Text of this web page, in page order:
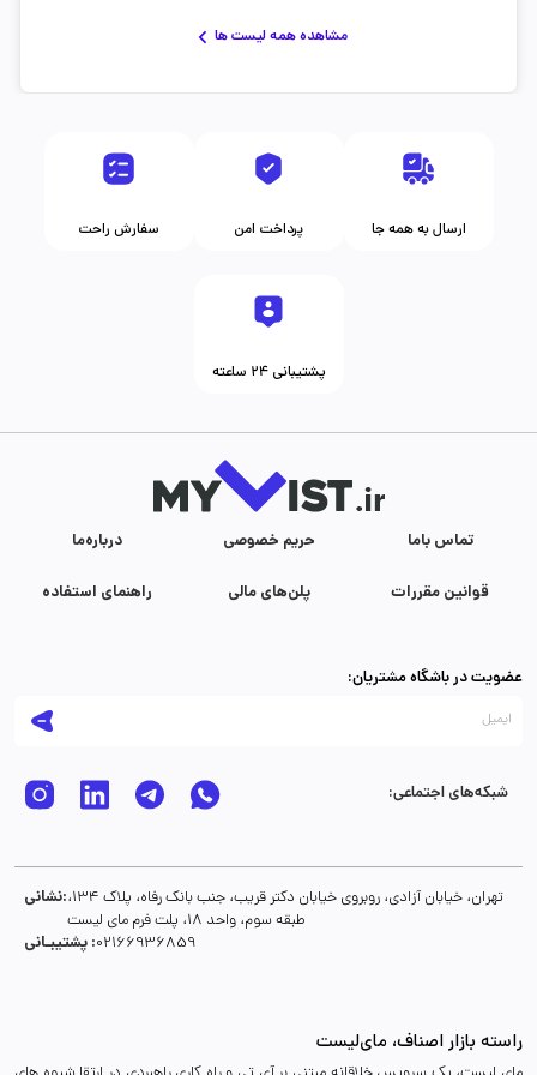
مشاهده همه لیست ها
سفارش راحت پرداخت امن ارسال به همه جا
پشتیبانی ۲۴ ساعته
درباره‌ما حریم خصوصی تماس با‌ما
راهنمای استفاده پلن‌های مالی قوانین مقررات
عضویت در باشگاه مشتریان:
شبکه‌های اجتماعی:
نشانی:تهران، خیابان آزادی، روبروی خیابان دکتر قریب، جنب بانک رفاه، پلاک 134،
طبقه سوم، واحد 18، پلت فرم مای لیست
پشتیبـانی :02166936859
راسته بازار اصناف، مای‌لیست